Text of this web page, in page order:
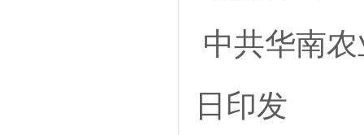
中共华南
日印发